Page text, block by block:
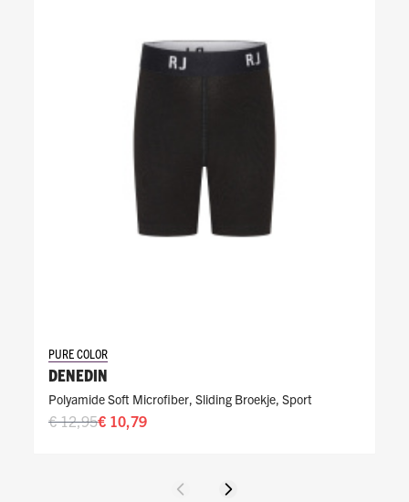
PURE COLOR
DENEDIN
Polyamide Soft Microfiber, Sliding Broekje, Sport
€ 10,79
€ 12,95
Vorige Volgende